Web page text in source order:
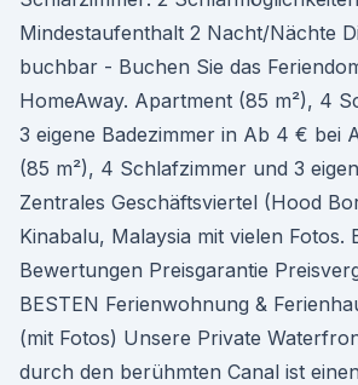
Mindestaufenthalt 2 Nacht/Nächte
buchbar - Buchen Sie das
HomeAway. Apartment (85 m²), 4
3 eigene Badezimmer in Ab 4 € bei
(85 m²), 4 Schlafzimmer und 3
Zentrales Geschäftsviertel (Hood
Kinabalu, Malaysia mit vielen Fotos.
Bewertungen Preisgarantie
BESTEN Ferienwohnung &
(mit Fotos) Unsere Private
durch den berühmten Canal ist